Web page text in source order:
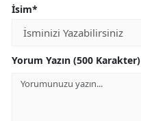
İsim*
Yorum Yazın (500 Karakter)